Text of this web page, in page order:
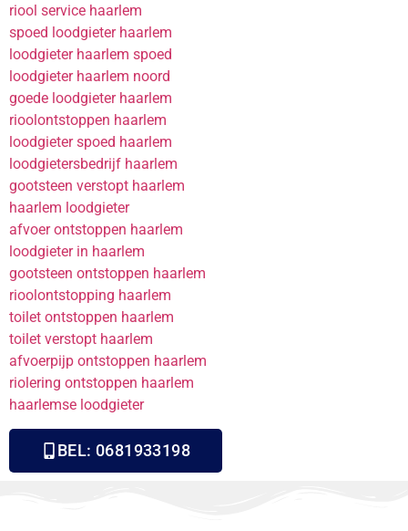
riool service haarlem
spoed loodgieter haarlem
loodgieter haarlem spoed
loodgieter haarlem noord
goede loodgieter haarlem
rioolontstoppen haarlem
loodgieter spoed haarlem
loodgietersbedrijf haarlem
gootsteen verstopt haarlem
haarlem loodgieter
afvoer ontstoppen haarlem
loodgieter in haarlem
gootsteen ontstoppen haarlem
rioolontstopping haarlem
toilet ontstoppen haarlem
toilet verstopt haarlem
afvoerpijp ontstoppen haarlem
riolering ontstoppen haarlem
haarlemse loodgieter
BEL: 0681933198